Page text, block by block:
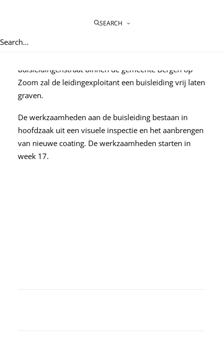
SEARCH
leidingexploitanten wordt binnenkort gepland
buisleidingenstraat binnen de gemeente Bergen op
Zoom zal de leidingexploitant een buisleiding vrij laten
graven.
De werkzaamheden aan de buisleiding bestaan in
hoofdzaak uit een visuele inspectie en het aanbrengen
van nieuwe coating. De werkzaamheden starten in
week 17.